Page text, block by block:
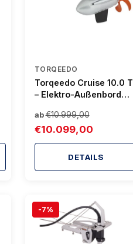
TORQEEDO
Torqeedo Cruise 10.0 T
– Elektro-Außenborder
Dauerleistung und
Pinne
ab€10.999,00
€10.099,00
DETAILS
-7%